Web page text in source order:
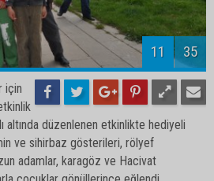
13 35
altında düzenlenen etkinlikte hediyeli
ve sihirbaz gösterileri, rölyef
adamlar, karagöz ve Hacivat
çocuklar gönüllerince eğlendi.